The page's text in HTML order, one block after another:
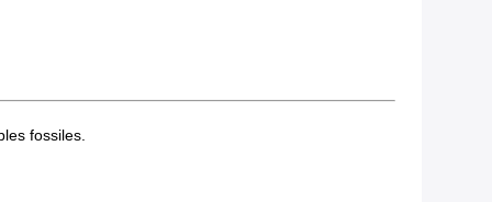
fossiles.